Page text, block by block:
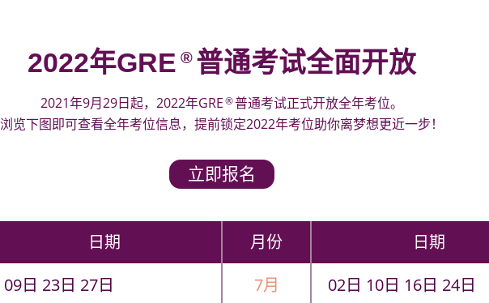
2022年GRE ®普通考试全面开放
2021年9月29日起，2022年GRE®普通考试正式开放全年考位。
浏览下图即可查看全年考位信息，提前锁定2022年考位助你离梦想更近一步！
立即报名
日期 月份
日期
09日 23日 27日 7月 02日 10日 16日 24日